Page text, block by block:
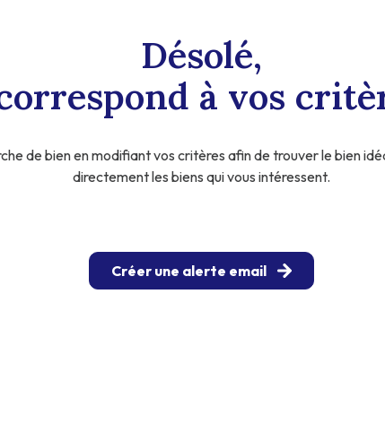
Désolé,
à vos
de bien en modifiant vos critères afin de trouver le bien
directement les biens qui vous intéressent.
Créer une alerte email